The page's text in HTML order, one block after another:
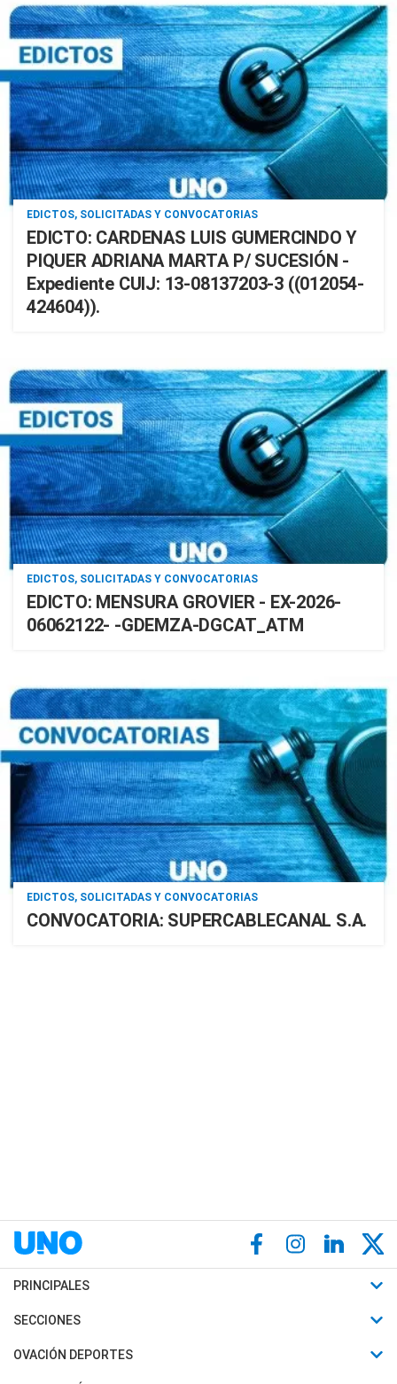
EDICTOS, SOLICITADAS Y CONVOCATORIAS
EDICTO: CARDENAS LUIS GUMERCINDO Y
PIQUER ADRIANA MARTA P/ SUCESIÓN -
Expediente CUIJ: 13-08137203-3 ((012054-
424604)).
EDICTOS, SOLICITADAS Y CONVOCATORIAS
EDICTO: MENSURA GROVIER - EX-2026-
06062122- -GDEMZA-DGCAT_ATM
EDICTOS, SOLICITADAS Y CONVOCATORIAS
CONVOCATORIA: SUPERCABLECANAL S.A.
PRINCIPALES
Últimas Noticias
Política
SECCIONES
Horóscopo
OVACIÓN DEPORTES